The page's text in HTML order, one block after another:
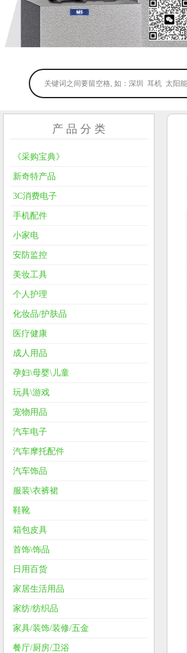
产 品 分 类
《采购宝典》
新奇特产品
3C消费电子
手机配件
小家电
安防监控
美妆工具
个人护理
化妆品/护肤品
医疗健康
成人用品
孕妇\母婴\儿童
玩具\游戏
宠物用品
汽车电子
汽车摩托配件
汽车饰品
服装\衣裤裙
鞋靴
箱包皮具
首饰\饰品
日用百货
家居生活用品
家纺/纺织品
家具/装饰/装修/五金
餐厅/厨房/卫浴